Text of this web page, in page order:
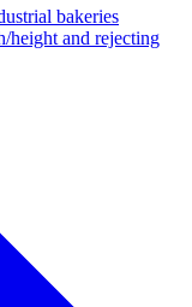
bakeries
height and rejecting